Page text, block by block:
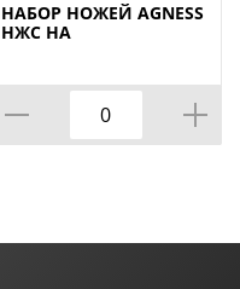
НАБОР НОЖЕЙ AGNESS
НЖС НА
ПОДСТАВКЕ 8 ПР.,
КОР=6НАБОР.